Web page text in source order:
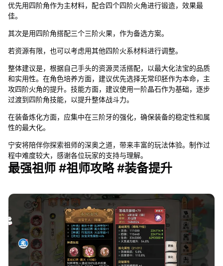
优先用四阶角作为主材料，配合四个四阶火角进行锻造，效果最
佳。
其次是用四阶角搭配三个三阶火果，作为备选方案。
若资源有限，也可以考虑用其他四阶火系材料进行调整。
整体建议是，根据自己手头的资源灵活搭配，以最大化法宝的品质
和实用性。在角色培养方面，建议优先选择无常印胚作为本命，主
攻四阶火角的提升。技能方面，建议使用一阶晶石作为基础，逐步
过渡到四阶角技能，以提升整体战斗力。
在装备炼化方面，应集中在三阶牙的强化，确保装备的稳定性和属
性的最大化。
宁安将陪伴你探索祖师的深奥之道，带来丰富的玩法体验。制作过
程中难度较大，感谢各位玩家的支持与理解。
最强祖师 #祖师攻略 #装备提升